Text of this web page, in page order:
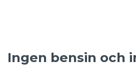
Ingen bensin och